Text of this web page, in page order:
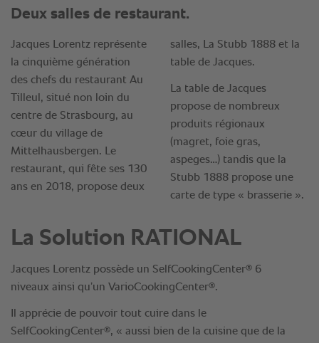
La Solution RATIONAL
Jacques Lorentz possède un SelfCookingCenter® 6
niveaux ainsi qu’un VarioCookingCenter®.
Il apprécie de pouvoir tout cuire dans le
SelfCookingCenter®, « aussi bien de la cuisine que de la